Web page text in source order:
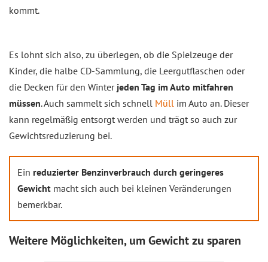
kommt.
Es lohnt sich also, zu überlegen, ob die Spielzeuge der
Kinder, die halbe CD-Sammlung, die Leergutflaschen oder
die Decken für den Winter jeden Tag im Auto mitfahren
müssen. Auch sammelt sich schnell Müll im Auto an. Dieser
kann regelmäßig entsorgt werden und trägt so auch zur
Gewichtsreduzierung bei.
Ein reduzierter Benzinverbrauch durch geringeres
Gewicht macht sich auch bei kleinen Veränderungen
bemerkbar.
Weitere Möglichkeiten, um Gewicht zu sparen